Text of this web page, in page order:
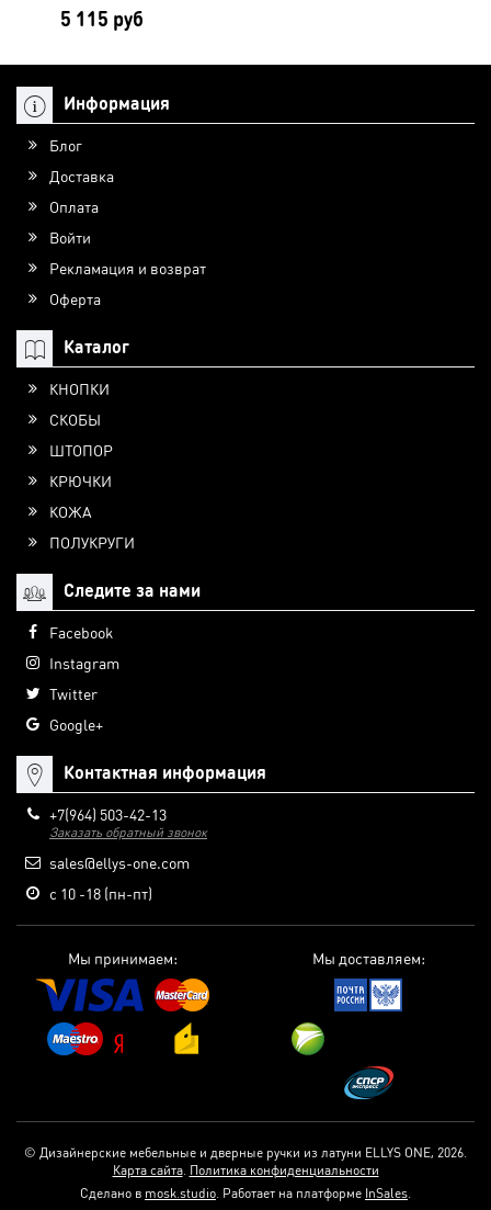
5 115 руб
Информация
Блог
Доставка
Оплата
Войти
Рекламация и возврат
Оферта
Каталог
КНОПКИ
СКОБЫ
ШТОПОР
КРЮЧКИ
КОЖА
ПОЛУКРУГИ
Следите за нами
Facebook
Instagram
Twitter
Google+
Контактная информация
+7(964) 503-42-13
Заказать обратный звонок
sales@ellys-one.com
с 10 -18 (пн-пт)
Мы принимаем: Мы доставляем:
© Дизайнерские мебельные и дверные ручки из латуни ELLYS ONE, 2026.
Карта сайта. Политика конфиденциальности
Сделано в mosk.studio. Работает на платформе InSales.